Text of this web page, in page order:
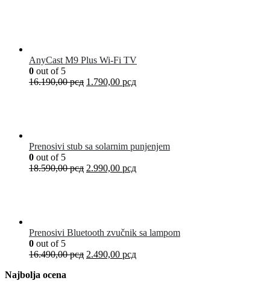
AnyCast M9 Plus Wi-Fi TV
0 out of 5
16.190,00рсд 1.790,00 рсд
Prenosivi stub sa solarnim punjenjem
0 out of 5
18.590,00рсд 2.990,00 рсд
Prenosivi Bluetooth zvučnik sa lampom
0 out of 5
16.490,00рсд 2.490,00 рсд
Najbolja ocena